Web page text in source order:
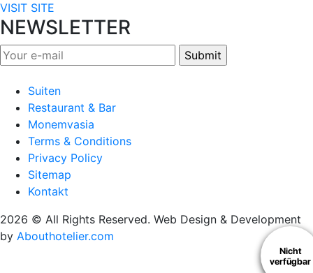
VISIT SITE
NEWSLETTER
Suiten
Restaurant & Bar
Monemvasia
Terms & Conditions
Privacy Policy
Sitemap
Kontakt
2026 © All Rights Reserved. Web Design & Development
by Abouthotelier.com
Nicht
verfügbar